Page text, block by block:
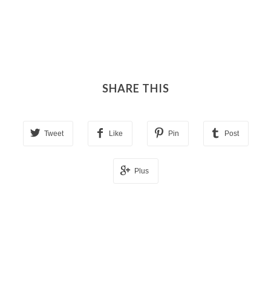
SHARE THIS
Tweet Like Pin Post
Plus